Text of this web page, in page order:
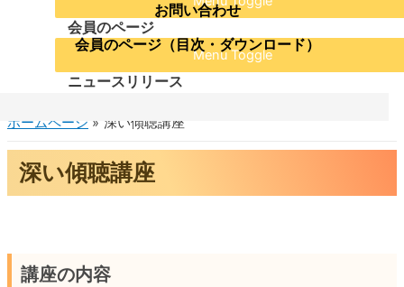
お問い合わせ
会員のページ
Menu Toggle
会員のページ（目次・ダウンロード）
ニュースリリース
ホームページ 深い傾聴講座
深い傾聴講座
講座の内容